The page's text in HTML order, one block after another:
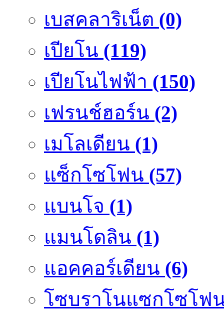
เบสคลาริเน็ต (0)
เปียโน (119)
เปียโนไฟฟ้า (150)
เฟรนช์ฮอร์น (2)
เมโลเดียน (1)
แซ็กโซโฟน (57)
แบนโจ (1)
แมนโดลิน (1)
แอคคอร์เดียน (6)
โซบราโนแซกโซโฟ